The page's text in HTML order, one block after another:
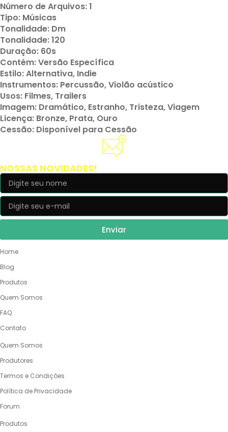
Número de Arquivos: 1
Tipo: Músicas
Tonalidade: Dm
Tonalidade: 120
Duração: 60s
Contém: Versão Específica
Estilo: Alternativa, Indie
Instrumentos: Percussão, Violão acústico
Usos: Filmes, Trailers
Imagem: Dramático, Estranho, Tristeza, Viagem
Licença: Bronze, Prata, Ouro
Cessão: Disponível para Cessão
NOSSAS NOVIDADES!
Enviar
Home
Blog
Produtos
Quem Somos
FAQ
Contato
Quem Somos
Produtores
Termos e Condições
Política de Privacidade
Forum
Produtos